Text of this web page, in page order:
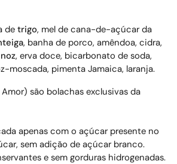
de trigo, mel de cana-de-açúcar da
, banha de porco, amêndoa, cidra,
noz, erva doce, bicarbonato de soda,
moscada, pimenta Jamaica, laranja.
são bolachas exclusivas da
apenas com o açúcar presente no
sem adição de açúcar branco.
e sem gorduras hidrogenadas.